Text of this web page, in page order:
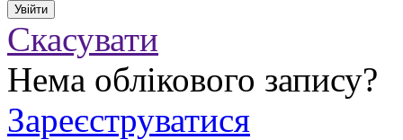
Скасувати
Нема облікового запису?
Зареєструватися